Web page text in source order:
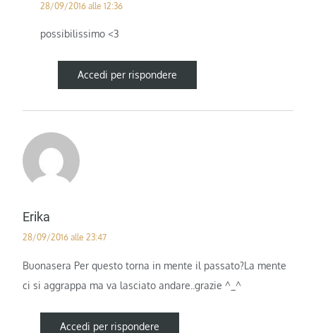
28/09/2016 alle 12:36
possibilissimo <3
Accedi per rispondere
Erika
28/09/2016 alle 23:47
Buonasera Per questo torna in mente il passato?La mente
ci si aggrappa ma va lasciato andare..grazie ^_^
Accedi per rispondere